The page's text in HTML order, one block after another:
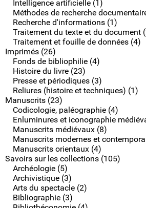
Intelligence artificielle (1)
Méthodes de recherche
Recherche d'informations (1)
Traitement du texte et du document
Traitement et fouille de données (4)
Imprimés (26)
Fonds de bibliophilie (4)
Histoire du livre (23)
Presse et périodiques (3)
Reliures (histoire et techniques) (1)
Manuscrits (23)
Codicologie, paléographie (4)
Enluminures et iconographie
Manuscrits médiévaux (8)
Manuscrits modernes et
Manuscrits orientaux (4)
Savoirs sur les collections (105)
Archéologie (5)
Archivistique (3)
Arts du spectacle (2)
Bibliographie (3)